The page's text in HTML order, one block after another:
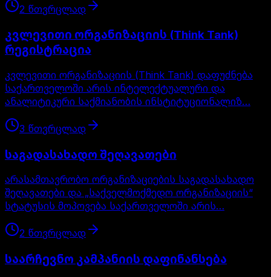
2 წთვრცლად
კვლევითი ორგანიზაციის (Think Tank)
რეგისტრაცია
კვლევითი ორგანიზაციის (Think Tank) დაფუძნება
საქართველოში არის ინტელექტუალური და
ანალიტიკური საქმიანობის ინსტიტუციონალიზ…
3 წთვრცლად
საგადასახადო შეღავათები
არასამთავრობო ორგანიზაციების საგადასახადო
შეღავათები და „საქველმოქმედო ორგანიზაციის“
სტატუსის მოპოვება საქართველოში არის…
2 წთვრცლად
საარჩევნო კამპანიის დაფინანსება